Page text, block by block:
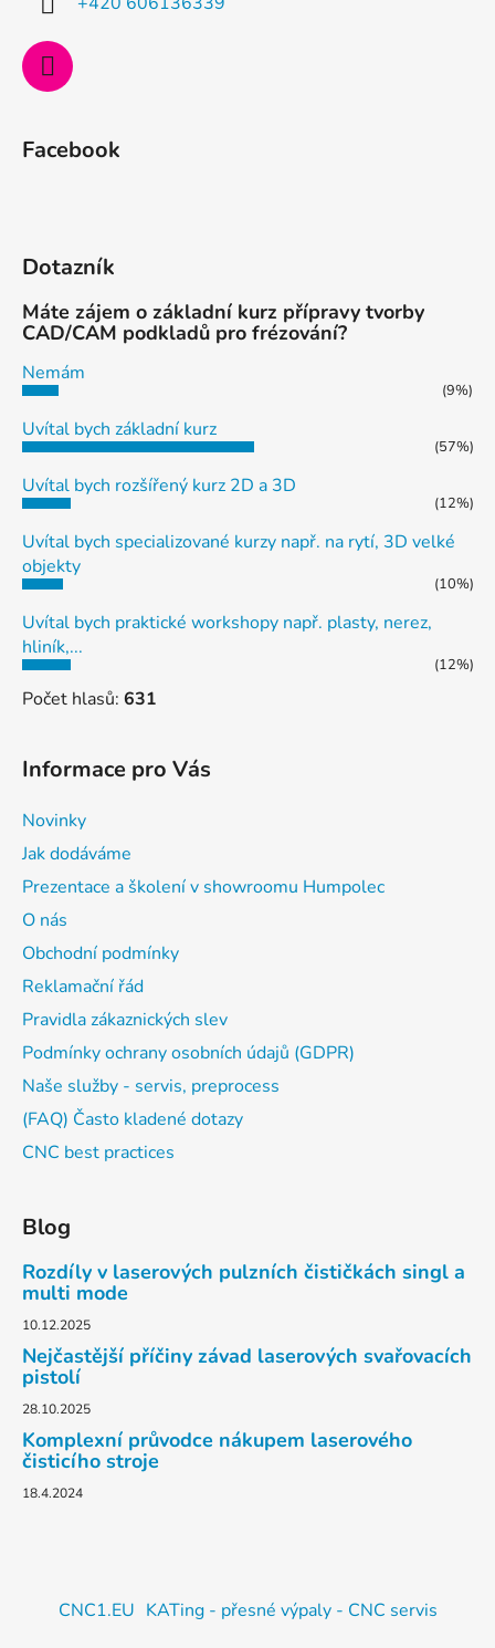
Facebook
Dotazník
Máte zájem o základní kurz přípravy tvorby
CAD/CAM podkladů pro frézování?
Nemám
(9%)
Uvítal bych základní kurz
(57%)
Uvítal bych rozšířený kurz 2D a 3D
(12%)
Uvítal bych specializované kurzy např. na rytí, 3D velké
objekty
(10%)
Uvítal bych praktické workshopy např. plasty, nerez,
hliník,...
(12%)
Počet hlasů: 631
Informace pro Vás
Novinky
Jak dodáváme
Prezentace a školení v showroomu Humpolec
O nás
Obchodní podmínky
Reklamační řád
Pravidla zákaznických slev
Podmínky ochrany osobních údajů (GDPR)
Naše služby - servis, preprocess
(FAQ) Často kladené dotazy
CNC best practices
Blog
Rozdíly v laserových pulzních čističkách singl a
multi mode
10.12.2025
Nejčastější příčiny závad laserových svařovacích
pistolí
28.10.2025
Komplexní průvodce nákupem laserového
čisticího stroje
18.4.2024
CNC1.EU KATing - přesné výpaly - CNC servis